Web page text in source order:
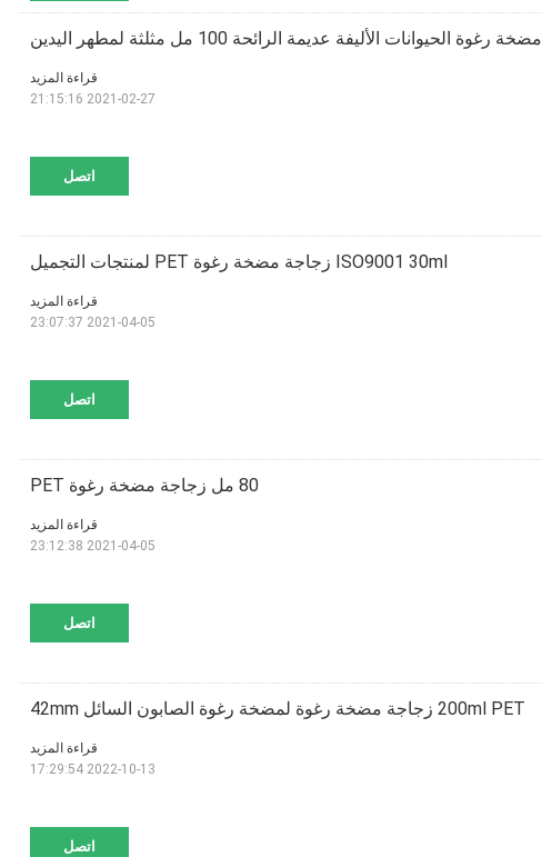
الحيوانات الأليفة عديمة الرائحة 100 مل مثلثة لمطهر اليدين
اتصل
قراءة المزيد
2021-02-27 21:15:16
ISO9001 30ml زجاجة مضخة رغوة PET لمنتجات التجميل
اتصل
قراءة المزيد
2021-04-05 23:07:37
80 مل زجاجة مضخة رغوة PET
اتصل
قراءة المزيد
2021-04-05 23:12:38
200ml PET زجاجة مضخة رغوة لمضخة رغوة الصابون السائل 42mm
اتصل
قراءة المزيد
2022-10-13 17:29:54